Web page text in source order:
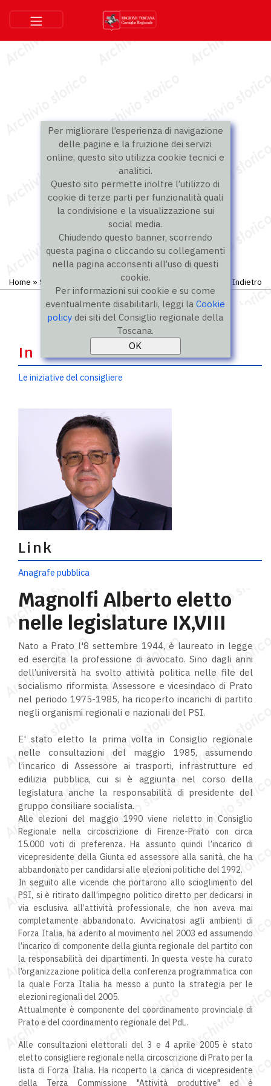
Per migliorare l’esperienza di navigazione
delle pagine e la fruizione dei servizi
online, questo sito utilizza cookie tecnici e
analitici.
Questo sito permette inoltre l’utilizzo di
cookie di terze parti per funzionalità quali
la condivisione e la visualizzazione sui
social media.
Chiudendo questo banner, scorrendo
questa pagina o cliccando su collegamenti
nella pagina acconsenti all’uso di questi
cookie.
Per informazioni sui cookie e su come
eventualmente disabilitarli, leggi laCookie
policy dei siti del Consiglio regionale della
Toscana.
Home » Storico IX legislatura»Consiglieri Indietro
In evidenza
Le iniziative del consigliere
Link
Anagrafe pubblica
Magnolfi Alberto eletto
nelle legislature IX,VIII
Nato a Prato l'8 settembre 1944, è laureato in legge
ed esercita la professione di avvocato. Sino dagli anni
dell’università ha svolto attività politica nelle file del
socialismo riformista. Assessore e vicesindaco di Prato
nel periodo 1975-1985, ha ricoperto incarichi di partito
negli organismi regionali e nazionali del PSI.
E' stato eletto la prima volta in Consiglio regionale
nelle consultazioni del maggio 1985, assumendo
l’incarico di Assessore ai trasporti, infrastrutture ed
edilizia pubblica, cui si è aggiunta nel corso della
legislatura anche la responsabilità di presidente del
gruppo consiliare socialista.
Alle elezioni del maggio 1990 viene rieletto in Consiglio
Regionale nella circoscrizione di Firenze-Prato con circa
15.000 voti di preferenza. Ha assunto quindi l’incarico di
vicepresidente della Giunta ed assessore alla sanità, che ha
abbandonato per candidarsi alle elezioni politiche del 1992.
In seguito alle vicende che portarono allo scioglimento del
PSI, si è ritirato dall’impegno politico diretto per dedicarsi in
via esclusiva all’attività professionale, che non aveva mai
completamente abbandonato. Avvicinatosi agli ambienti di
Forza Italia, ha aderito al movimento nel 2003 ed assumendo
l’incarico di componente della giunta regionale del partito con
la responsabilità dei dipartimenti. In questa veste ha curato
l’organizzazione politica della conferenza programmatica con
la quale Forza Italia ha messo a punto la strategia per le
elezioni regionali del 2005.
Attualmente è componente del coordinamento provinciale di
Prato e del coordinamento regionale del PdL.
Alle consultazioni elettorali del 3 e 4 aprile 2005 è stato
eletto consigliere regionale nella circoscrizione di Prato per la
lista di Forza Italia. Ha ricoperto la carica di vicepresidente
della Terza Commissione "Attività produttive" ed è